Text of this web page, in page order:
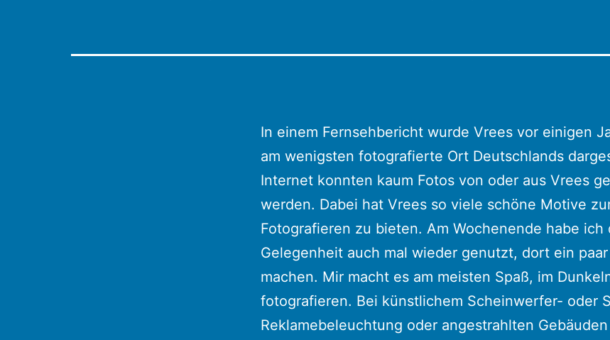
In einem Fernsehbericht wurde Vrees vor einigen
am wenigsten fotografierte Ort Deutschlands
Internet konnten kaum Fotos von oder aus Vrees
werden. Dabei hat Vrees so viele schöne Motive
Fotografieren zu bieten. Am Wochenende habe ich
Gelegenheit auch mal wieder genutzt, dort ein
machen. Mir macht es am meisten Spaß, im
fotografieren. Bei künstlichem Scheinwerfer- oder
Reklamebeleuchtung oder angestrahlten